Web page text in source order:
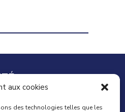
aux cookies
des technologies telles que les
Employeur